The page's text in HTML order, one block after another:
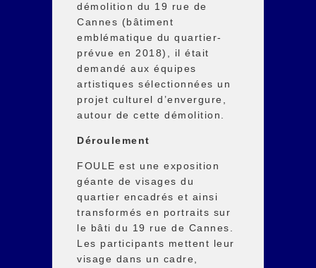
démolition du 19 rue de
Cannes (bâtiment
emblématique du quartier-
prévue en 2018), il était
demandé aux équipes
artistiques sélectionnées un
projet culturel d’envergure,
autour de cette démolition.
Déroulement
FOULE est une exposition
géante de visages du
quartier encadrés et ainsi
transformés en portraits sur
le bâti du 19 rue de Cannes.
Les participants mettent leur
visage dans un cadre,